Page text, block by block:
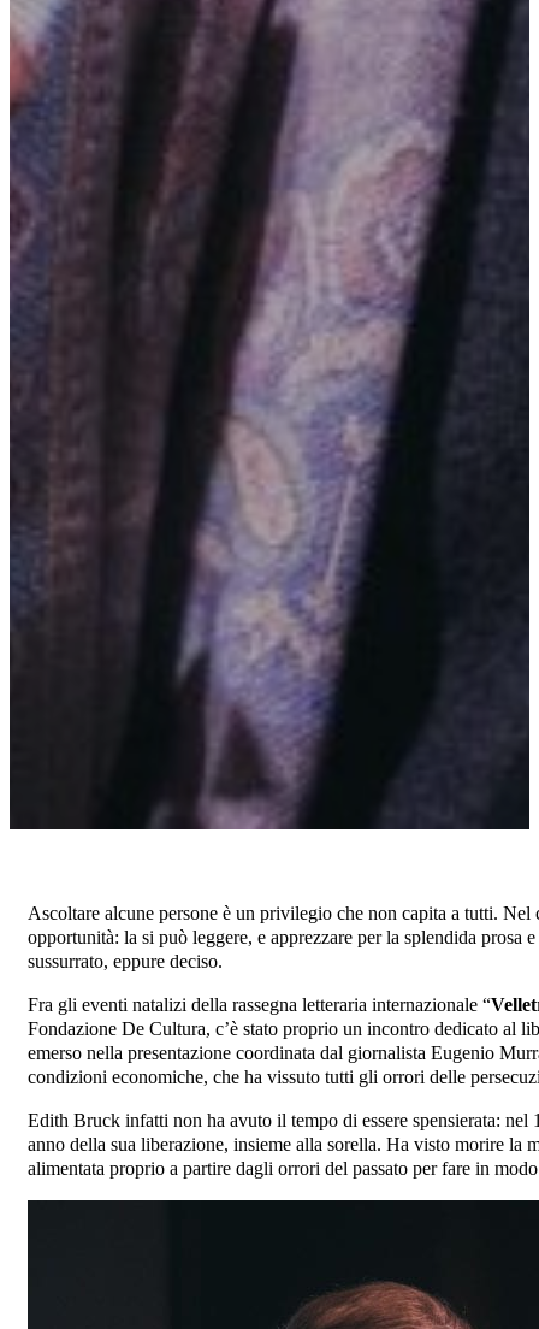
Ascoltare alcune persone è un privilegio che non capita a tutti. Nel
opportunità: la si può leggere, e apprezzare per la splendida
sussurrato, eppure deciso.
Fra gli eventi natalizi della rassegna letteraria internazionale “
Fondazione De Cultura, c’è stato proprio un incontro dedicato al
emerso nella presentazione coordinata dal giornalista Eugenio
condizioni economiche, che ha vissuto tutti gli orrori delle
Edith Bruck infatti non ha avuto il tempo di essere spensierata:
anno della sua liberazione, insieme alla sorella. Ha visto morire la
alimentata proprio a partire dagli orrori del passato per fare in